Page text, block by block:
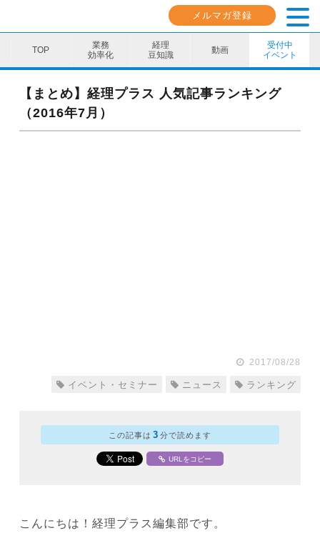
メルマガ登録
業務
効率化
経理
豆知識
動画
受付中
イベント
業務効率化
経理豆知識
【まとめ】経理プラス 人気記事ランキング
（2016年7月）
2017/08/28
イベント・セミナー ニュース ランキング
この記事は 3 分で読めます
URLをコピー
こんにちは！経理プラス編集部です。